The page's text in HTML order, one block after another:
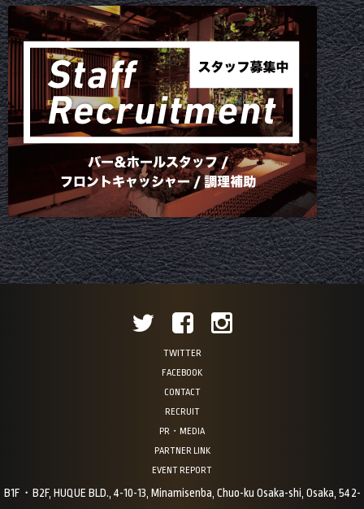
TWITTER
FACEBOOK
CONTACT
RECRUIT
PR・MEDIA
PARTNER LINK
EVENT REPORT
B1F・B2F, HUQUE BLD., 4-10-13, Minamisenba, Chuo-ku Osaka-shi, Osaka, 542-